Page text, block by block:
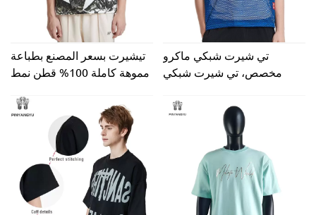
تيشيرت بسعر المصنع بطباعة
مموهة كاملة 100% قطن نمط
قصير الطول قماش جيرسي
طباعة DTG
تي شيرت شبكي ماكرو
مخصص، تي شيرت شبكي
والصيف